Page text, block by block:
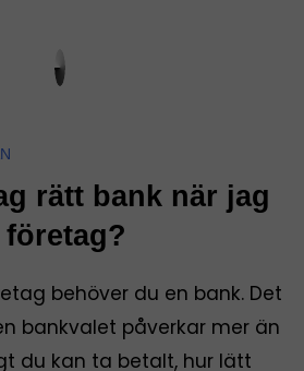
rätt bank när jag
behöver du en bank. Det
bankvalet påverkar mer än
du kan ta betalt, hur lätt